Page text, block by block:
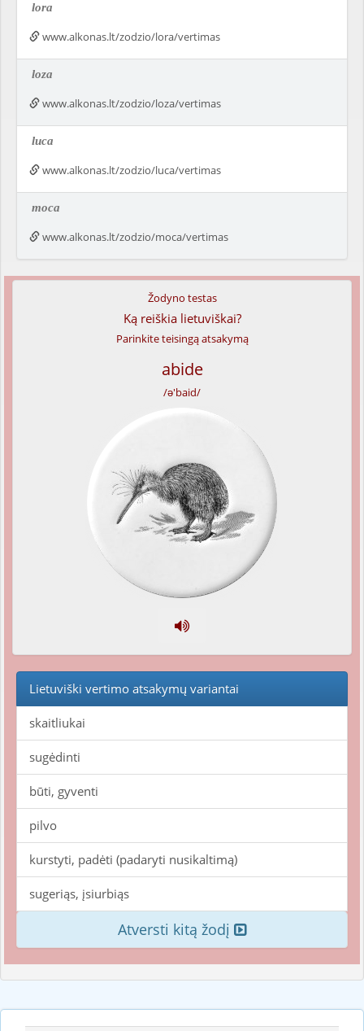
lora
www.alkonas.lt/zodzio/lora/vertimas
loza
www.alkonas.lt/zodzio/loza/vertimas
luca
www.alkonas.lt/zodzio/luca/vertimas
moca
www.alkonas.lt/zodzio/moca/vertimas
Žodyno testas
Ką reiškia lietuviškai?
Parinkite teisingą atsakymą
abide
/ə'baid/
Lietuviški vertimo atsakymų variantai
skaitliukai
sugėdinti
būti, gyventi
pilvo
kurstyti, padėti (padaryti nusikaltimą)
sugeriąs, įsiurbiąs
Atversti kitą žodį